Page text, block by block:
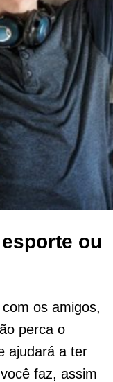
ou
os amigos,
perca o
ajudará a ter
faz, assim